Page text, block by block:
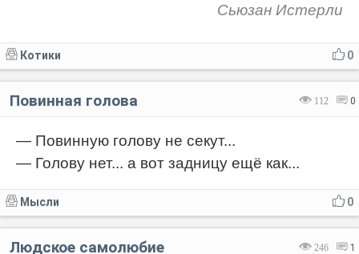
Сьюзан Истерли
0
Котики
112 0
Повинная голова
— Повинную голову не секут...
— Голову нет... а вот задницу ещё как...
0
Мысли
246 1
Людское самолюбие